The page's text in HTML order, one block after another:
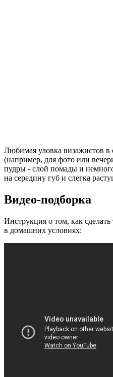
Любимая уловка визажистов в
(например, для фото или
пудры - слой помады и
на середину губ и слегка
Видео-подборка
Инструкция о том, как
в домашних условиях: